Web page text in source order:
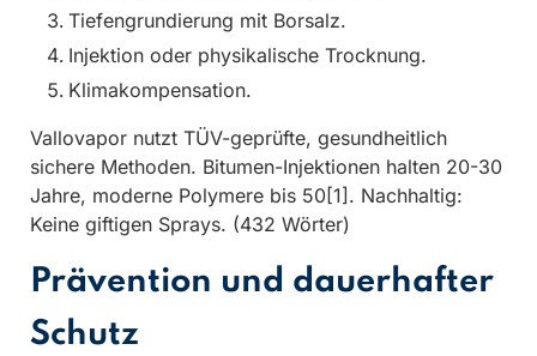
Tiefengrundierung mit Borsalz.
Injektion oder physikalische Trocknung.
Klimakompensation.
Vallovapor nutzt TÜV-geprüfte, gesundheitlich
sichere Methoden. Bitumen-Injektionen halten 20-30
Jahre, moderne Polymere bis 50[1]. Nachhaltig:
Keine giftigen Sprays. (432 Wörter)
Prävention und dauerhafter
Schutz